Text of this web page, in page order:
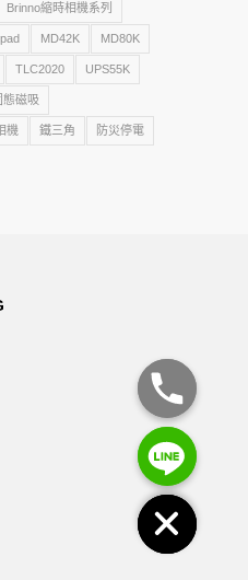
Brinno縮時相機系列
MD42K MD80K
TLC2020 UPS55K
態磁吸
機 鐵三角 防災停電